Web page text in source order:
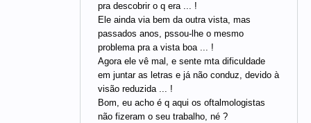
pra descobrir o q era ... !
Ele ainda via bem da outra vista, mas
passados anos, pssou-lhe o mesmo
problema pra a vista boa ... !
Agora ele vê mal, e sente mta dificuldade
em juntar as letras e já não conduz, devido à
visão reduzida ... !
Bom, eu acho é q aqui os oftalmologistas
não fizeram o seu trabalho, né ?